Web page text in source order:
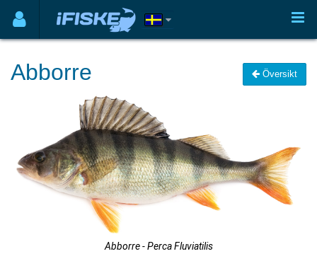
Abborre Översikt
Abborre - Perca Fluviatilis